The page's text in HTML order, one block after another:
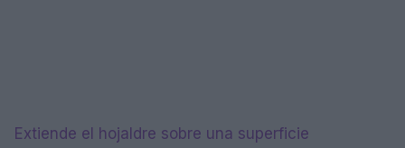
Extiende el hojaldre sobre una superficie